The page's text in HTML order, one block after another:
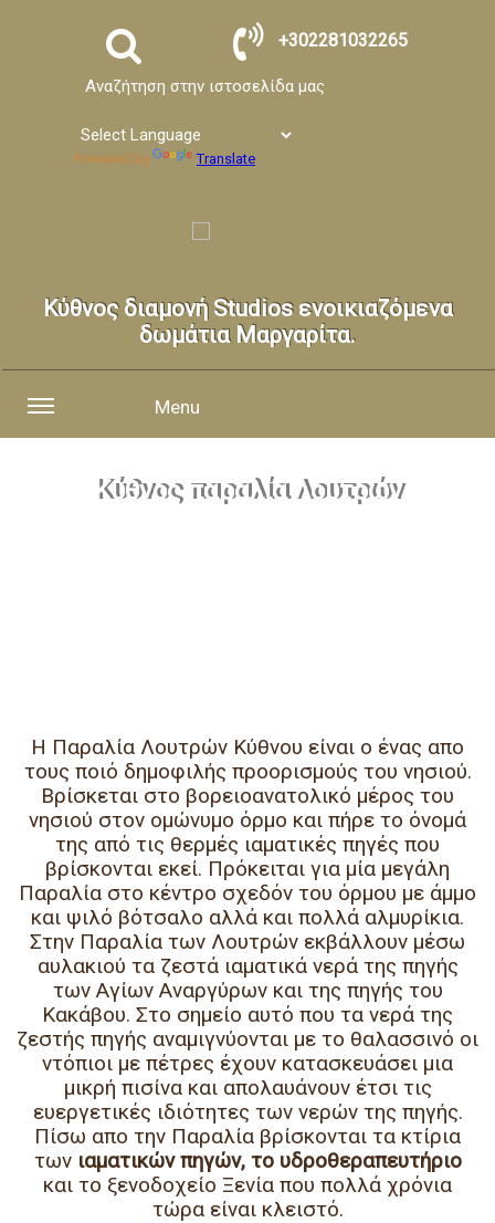
+302281032265
Αναζήτηση στην ιστοσελίδα μας
Powered by Translate
Κύθνος διαμονή Studios ενοικιαζόμενα
δωμάτια Μαργαρίτα.
Menu
Κύθνος παραλία Λουτρών
Η Παραλία Λουτρών Κύθνου είναι ο ένας απο
τους ποιό δημοφιλής προορισμούς του νησιού.
Βρίσκεται στο βορειοανατολικό μέρος του
νησιού στον ομώνυμο όρμο και πήρε το όνομά
της από τις θερμές ιαματικές πηγές που
βρίσκονται εκεί. Πρόκειται για μία μεγάλη
Παραλία στο κέντρο σχεδόν του όρμου με άμμο
και ψιλό βότσαλο αλλά και πολλά αλμυρίκια.
Στην Παραλία των Λουτρών εκβάλλουν μέσω
αυλακιού τα ζεστά ιαματικά νερά της πηγής
των Αγίων Αναργύρων και της πηγής του
Κακάβου. Στο σημείο αυτό που τα νερά της
ζεστής πηγής αναμιγνύονται με το θαλασσινό οι
ντόπιοι με πέτρες έχουν κατασκευάσει μια
μικρή πισίνα και απολαυάνουν έτσι τις
ευεργετικές ιδιότητες των νερών της πηγής.
Πίσω απο την Παραλία βρίσκονται τα κτίρια
των ιαματικών πηγών, το υδροθεραπευτήριο
και το ξενοδοχείο Ξενία που πολλά χρόνια
τώρα είναι κλειστό.